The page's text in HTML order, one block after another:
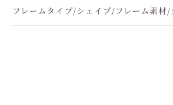
フレームタイプ/シェイプ/フレーム素材/